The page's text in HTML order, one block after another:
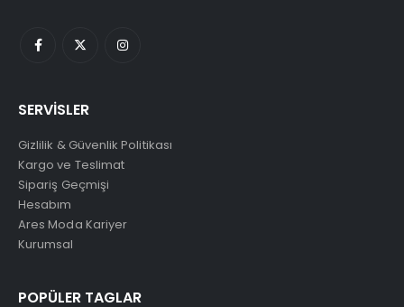
SERVİSLER
Gizlilik & Güvenlik Politikası
Kargo ve Teslimat
Sipariş Geçmişi
Hesabım
Ares Moda Kariyer
Kurumsal
POPÜLER TAGLAR